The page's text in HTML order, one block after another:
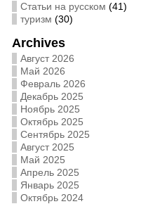
Статьи на русском (41)
туризм (30)
Archives
Август 2026
Май 2026
Февраль 2026
Декабрь 2025
Ноябрь 2025
Октябрь 2025
Сентябрь 2025
Август 2025
Май 2025
Апрель 2025
Январь 2025
Октябрь 2024